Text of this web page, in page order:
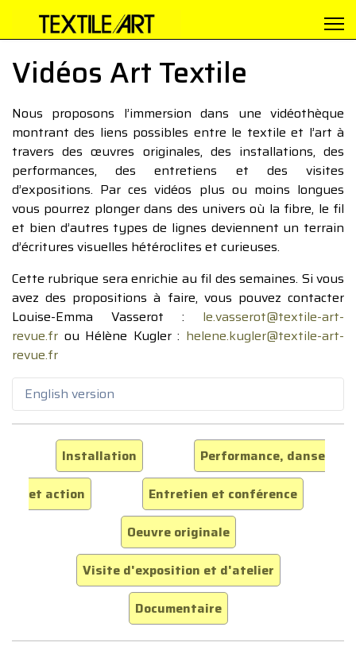
Vidéos Art Textile
Nous proposons l’immersion dans une vidéothèque
montrant des liens possibles entre le textile et l’art à
travers des œuvres originales, des installations, des
performances, des entretiens et des visites
d’expositions. Par ces vidéos plus ou moins longues
vous pourrez plonger dans des univers où la fibre, le fil
et bien d’autres types de lignes deviennent un terrain
d’écritures visuelles hétéroclites et curieuses.
Cette rubrique sera enrichie au fil des semaines. Si vous
avez des propositions à faire, vous pouvez contacter
Louise-Emma Vasserot : le.vasserot@textile-art-
revue.fr ou Hélène Kugler : helene.kugler@textile-art-
revue.fr
English version
Installation
Performance, danse
et action
Entretien et conférence
Oeuvre originale
Visite d'exposition et d'atelier
Documentaire